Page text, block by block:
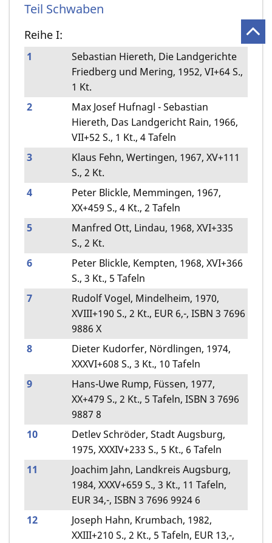
Teil Schwaben
Reihe I:
1
Sebastian Hiereth, Die Landgerichte
Friedberg und Mering, 1952, VI+64 S.,
1 Kt.
2
Max Josef Hufnagl - Sebastian
Hiereth, Das Landgericht Rain, 1966,
VII+52 S., 1 Kt., 4 Tafeln
3
Klaus Fehn, Wertingen, 1967, XV+111
S., 2 Kt.
4
Peter Blickle, Memmingen, 1967,
XX+459 S., 4 Kt., 2 Tafeln
5
Manfred Ott, Lindau, 1968, XVI+335
S., 2 Kt.
6
Peter Blickle, Kempten, 1968, XVI+366
S., 3 Kt., 5 Tafeln
7
Rudolf Vogel, Mindelheim, 1970,
XVIII+190 S., 2 Kt., EUR 6,-, ISBN 3 7696
9886 X
8
Dieter Kudorfer, Nördlingen, 1974,
XXXVI+608 S., 3 Kt., 10 Tafeln
9
Hans-Uwe Rump, Füssen, 1977,
XX+479 S., 2 Kt., 5 Tafeln, ISBN 3 7696
9887 8
10
Detlev Schröder, Stadt Augsburg,
1975, XXXIV+233 S., 5 Kt., 6 Tafeln
11
Joachim Jahn, Landkreis Augsburg,
1984, XXXV+659 S., 3 Kt., 11 Tafeln,
EUR 34,-, ISBN 3 7696 9924 6
12
Joseph Hahn, Krumbach, 1982,
XXIII+210 S., 2 Kt., 5 Tafeln, EUR 13,-,